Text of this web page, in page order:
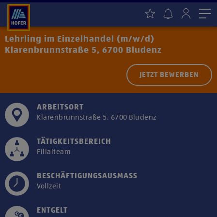
Lehrling im Einzelhandel (m/w/d)
Klarenbrunnstraße 5, 6700 Bludenz
JETZT BEWERBEN
ARBEITSORT
Klarenbrunnstraße 5, 6700 Bludenz
TÄTIGKEITSBEREICH
Filialteam
BESCHÄFTIGUNGSAUSMASS
Vollzeit
ENTGELT